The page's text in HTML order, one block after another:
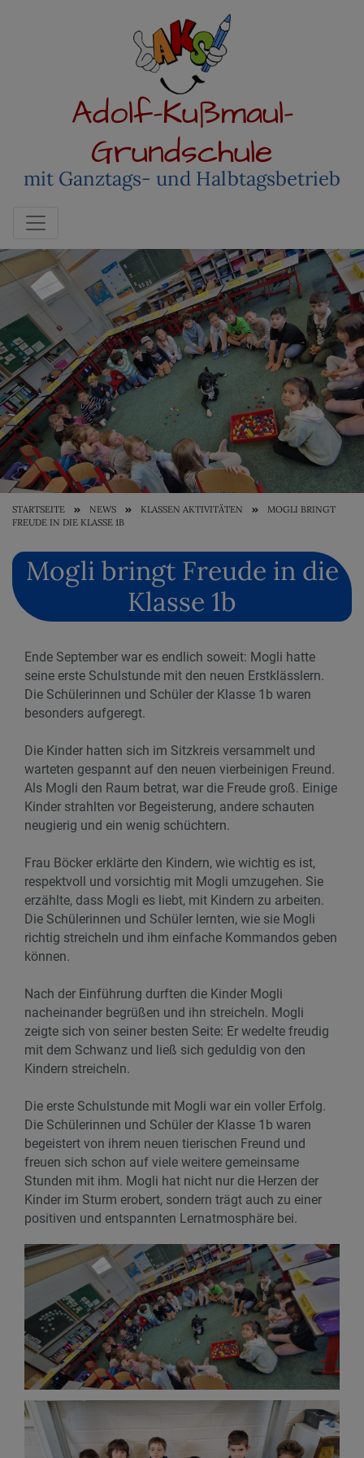
Adolf-Kußmaul-
Grundschule
mit Ganztags- und Halbtagsbetrieb
Toggle navigation
STARTSEITE NEWS KLASSEN AKTIVITÄTEN
MOGLI BRINGT
FREUDE IN DIE KLASSE 1B
Mogli bringt Freude in die
Klasse 1b
Ende September war es endlich soweit: Mogli hatte
seine erste Schulstunde mit den neuen Erstklässlern.
Die Schülerinnen und Schüler der Klasse 1b waren
besonders aufgeregt.
Die Kinder hatten sich im Sitzkreis versammelt und
warteten gespannt auf den neuen vierbeinigen Freund.
Als Mogli den Raum betrat, war die Freude groß. Einige
Kinder strahlten vor Begeisterung, andere schauten
neugierig und ein wenig schüchtern.
Frau Böcker erklärte den Kindern, wie wichtig es ist,
respektvoll und vorsichtig mit Mogli umzugehen. Sie
erzählte, dass Mogli es liebt, mit Kindern zu arbeiten.
Die Schülerinnen und Schüler lernten, wie sie Mogli
richtig streicheln und ihm einfache Kommandos geben
können.
Nach der Einführung durften die Kinder Mogli
nacheinander begrüßen und ihn streicheln. Mogli
zeigte sich von seiner besten Seite: Er wedelte freudig
mit dem Schwanz und ließ sich geduldig von den
Kindern streicheln.
Die erste Schulstunde mit Mogli war ein voller Erfolg.
Die Schülerinnen und Schüler der Klasse 1b waren
begeistert von ihrem neuen tierischen Freund und
freuen sich schon auf viele weitere gemeinsame
Stunden mit ihm. Mogli hat nicht nur die Herzen der
Kinder im Sturm erobert, sondern trägt auch zu einer
positiven und entspannten Lernatmosphäre bei.